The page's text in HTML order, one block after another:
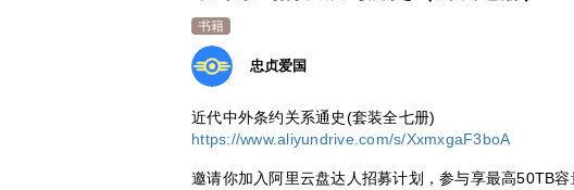
书籍
忠贞爱国
近代中外条约关系通史(套装全七册)
https://www.aliyundrive.com/s/XxmxgaF3boA
邀请你加入阿里云盘达人招募计划，参与享最高50TB